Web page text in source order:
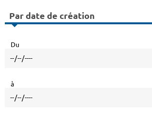
Par date de création
Du
à